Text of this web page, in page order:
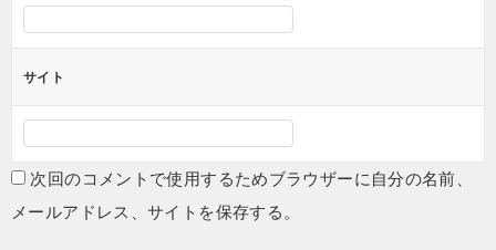
サイト
次回のコメントで使用するためブラウザーに自分の名前、
メールアドレス、サイトを保存する。